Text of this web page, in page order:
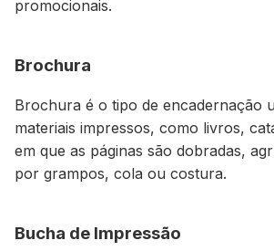
promocionais.
Brochura
Brochura é o tipo de encadernação
materiais impressos, como livros,
em que as páginas são dobradas,
por grampos, cola ou costura.
Bucha de Impressão